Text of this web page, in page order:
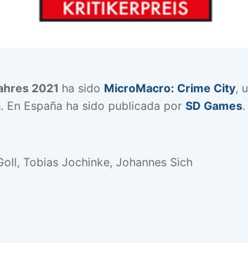
2021 ha sido MicroMacro: Crime City,
En España ha sido publicada por SD Games.
Tobias Jochinke, Johannes Sich